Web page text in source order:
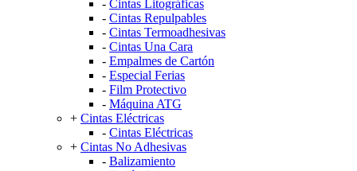
- Cintas Litográficas
- Cintas Repulpables
- Cintas Termoadhesivas
- Cintas Una Cara
- Empalmes de Cartón
- Especial Ferias
- Film Protectivo
- Máquina ATG
+ Cintas Eléctricas
- Cintas Eléctricas
+ Cintas No Adhesivas
- Balizamiento